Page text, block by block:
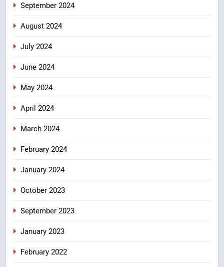
September 2024
August 2024
July 2024
June 2024
May 2024
April 2024
March 2024
February 2024
January 2024
October 2023
September 2023
January 2023
February 2022